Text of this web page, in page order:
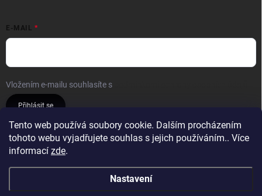
Tento web používá soubory cookie. Dalším procházením
tohoto webu vyjadřujete souhlas s jejich používáním.. Více
informací zde.
Nastavení
E-MAIL
Vložením e-mailu souhlasíte s
Přihlásit se
Reklamace a vrácení
Podmínky ochrany osobních údajů